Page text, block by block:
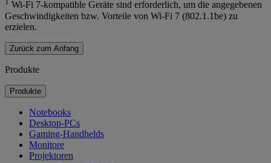
Wi-Fi 7-kompatible Geräte sind erforderlich, um die angegebenen
Geschwindigkeiten bzw. Vorteile von Wi-Fi 7 (802.1.1be) zu
erzielen.
Zurück zum Anfang
Produkte
Produkte
Notebooks
Desktop-PCs
Gaming-Handhelds
Monitore
Projektoren